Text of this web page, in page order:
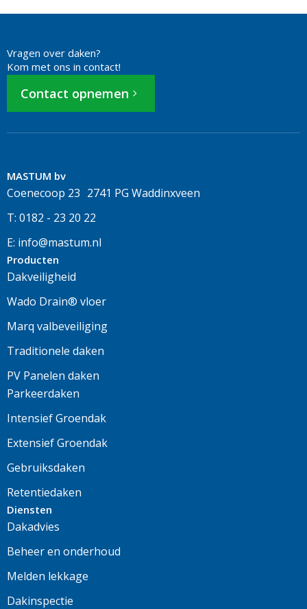
Vragen over daken?
Kom met ons in contact!
Contact opnemen
MASTUM bv
Coenecoop 23 2741 PG Waddinxveen
T: 0182 - 23 20 22
E: info@mastum.nl
Producten
Dakveiligheid
Wado Drain® vloer
Marq valbeveiliging
Traditionele daken
PV Panelen daken
Parkeerdaken
Intensief Groendak
Extensief Groendak
Gebruiksdaken
Retentiedaken
Diensten
Dakadvies
Beheer en onderhoud
Melden lekkage
Dakinspectie